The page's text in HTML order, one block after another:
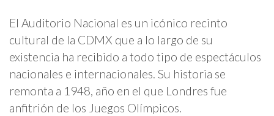
El Auditorio Nacional es un icónico recinto
cultural de la CDMX que a lo largo de su
existencia ha recibido a todo tipo de espectáculos
nacionales e internacionales. Su historia se
remonta a 1948, año en el que Londres fue
anfitrión de los Juegos Olímpicos.